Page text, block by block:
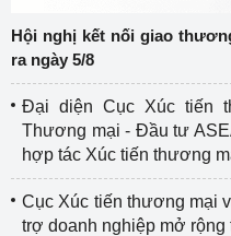
Hội nghị kết nối giao
ra ngày 5/8
Đại diện Cục Xúc tiến
Thương mại - Đầu tư
hợp tác Xúc tiến thương
Cục Xúc tiến thương mại
trợ doanh nghiệp mở rộng